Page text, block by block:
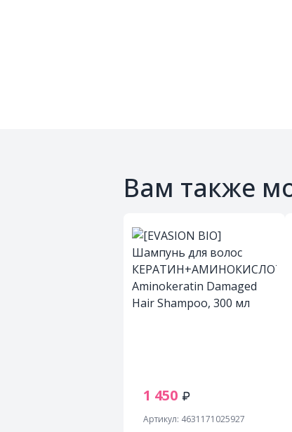
Вам также
1 450
Артикул: 4631171025927